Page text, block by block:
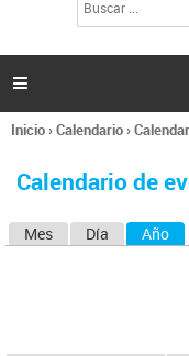
l
s

Se
usted
Inicio›Calendario›
Calendario de
Mes Día Año